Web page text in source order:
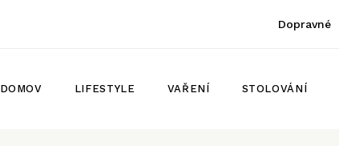
Dopravné
DOMOV LIFESTYLE VAŘENÍ STOLOVÁNÍ